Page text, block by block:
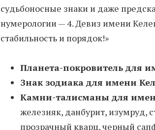
судьбоносные знаки и даже
нумерологии — 4. Девиз имени
стабильность и порядок!»
Планета-покровитель для
Знак зодиака для имени
Камни-талисманы для
железняк, данбурит, изумруд,
прозрачный кварц, черный